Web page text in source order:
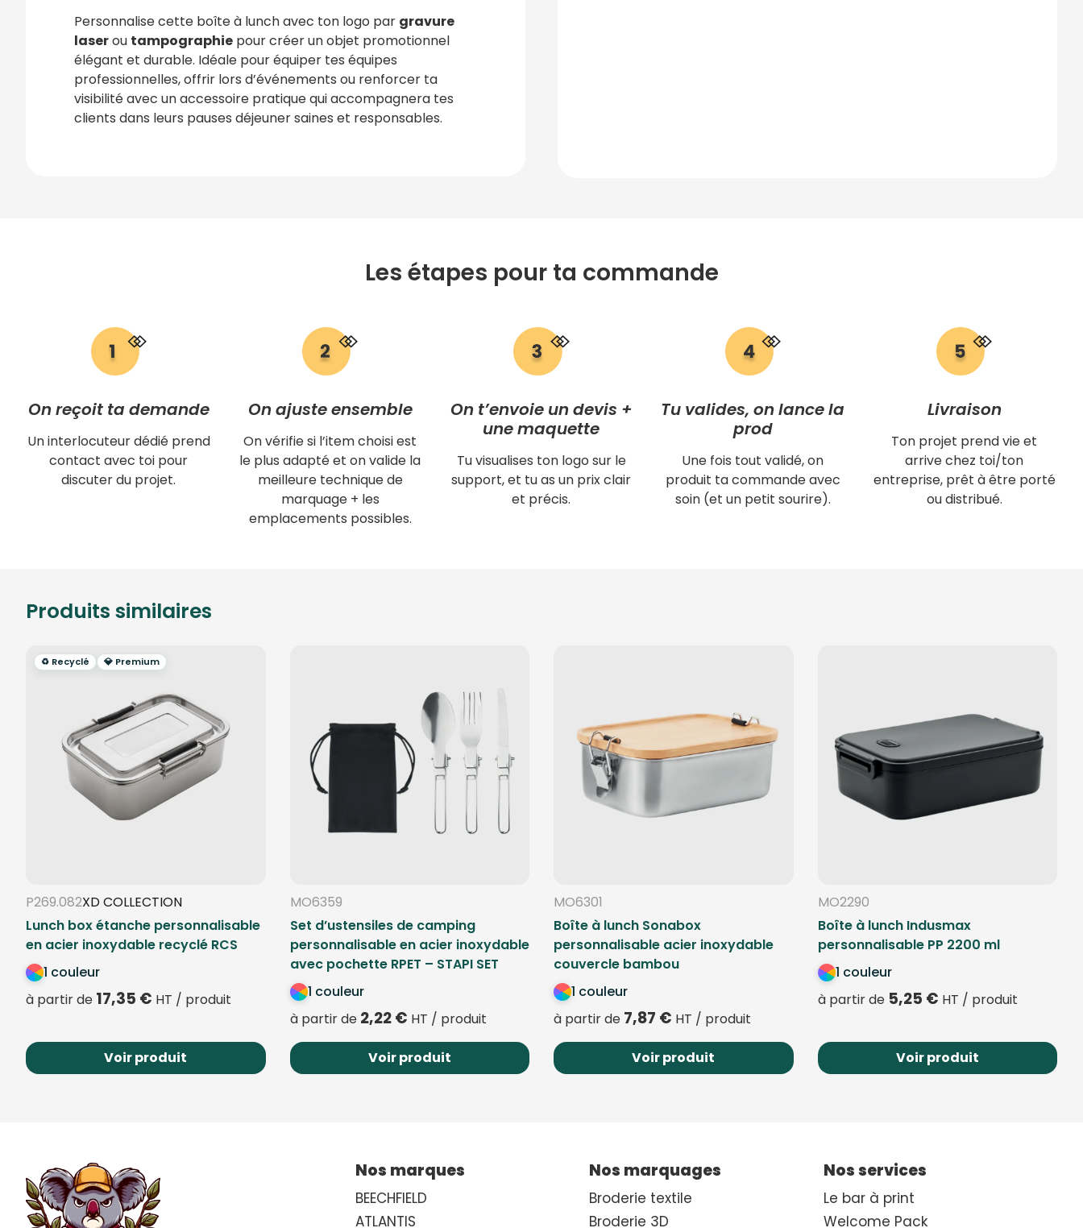
Personnalise cette boîte à lunch avec ton logo par gravure
laserou tampographie pour créer un objet promotionnel
élégant et durable. Idéale pour équiper tes équipes
professionnelles, offrir lors d’événements ou renforcer ta
visibilité avec un accessoire pratique qui accompagnera tes
clients dans leurs pauses déjeuner saines et responsables.
Les étapes pour ta commande
On reçoit ta demande
Un interlocuteur dédié prend
contact avec toi pour
discuter du projet.
On ajuste ensemble
On vérifie si l’item choisi est
le plus adapté et on valide la
meilleure technique de
marquage + les
emplacements possibles.
On t’envoie un devis +
une maquette
Tu visualises ton logo sur le
support, et tu as un prix clair
et précis.
Tu valides, on lance la
prod
Une fois tout validé, on
produit ta commande avec
soin (et un petit sourire).
Livraison
Ton projet prend vie et
arrive chez toi/ton
entreprise, prêt à être porté
ou distribué.
Produits similaires
♻️ Recyclé 💎 Premium
P269.082XD COLLECTION
Lunch box étanche personnalisable
en acier inoxydable recyclé RCS
1 couleur
à partir de 17,35 € HT / produit
Voir produit
MO6359
Set d’ustensiles de camping
personnalisable en acier inoxydable
avec pochette RPET – STAPI SET
1 couleur
à partir de 2,22€ HT / produit
Voir produit
MO6301
Boîte à lunch Sonabox
personnalisable acier inoxydable
couvercle bambou
1 couleur
à partir de 7,87 € HT / produit
Voir produit
MO2290
Boîte à lunch Indusmax
personnalisable PP 2200 ml
1 couleur
à partir de 5,25 € HT / produit
Voir produit
Nos marques
BEECHFIELD
ATLANTIS
Nos marquages
Broderie textile
Broderie 3D
Nos services
Le bar à print
Welcome Pack